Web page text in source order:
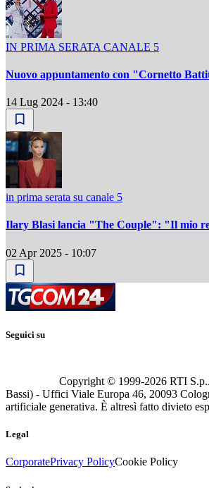
IN PRIMA SERATA CANALE 5
Nuovo appuntamento con "Cornetto
14 Lug 2024 - 13:40
in prima serata su canale 5
Ilary Blasi lancia "The Couple": "Il mio
02 Apr 2025 - 10:07
Seguici su
Copyright © 1999-2026 RTI
Bassi) - Uffici Viale Europa 46, 20093
artificiale generativa. È altresì fatto divieto
Legal
CorporatePrivacy PolicyCookie Policy